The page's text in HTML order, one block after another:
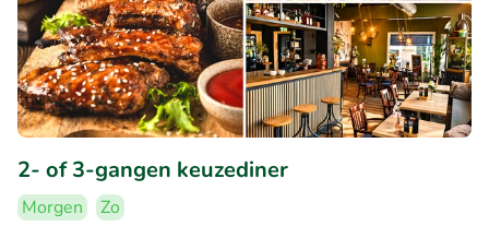
2- of 3-gangen keuzediner
Morgen
Zo